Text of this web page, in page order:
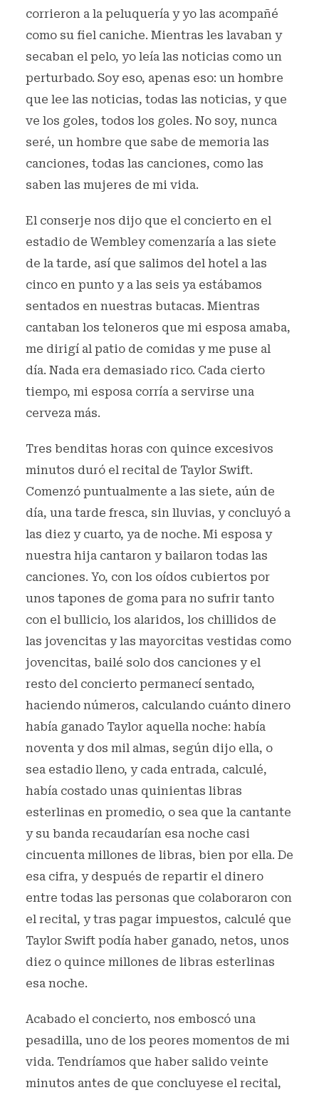
corrieron a la peluquería y yo las acompañé
como su fiel caniche. Mientras les lavaban y
secaban el pelo, yo leía las noticias como un
perturbado. Soy eso, apenas eso: un hombre
que lee las noticias, todas las noticias, y que
ve los goles, todos los goles. No soy, nunca
seré, un hombre que sabe de memoria las
canciones, todas las canciones, como las
saben las mujeres de mi vida.
El conserje nos dijo que el concierto en el
estadio de Wembley comenzaría a las siete
de la tarde, así que salimos del hotel a las
cinco en punto y a las seis ya estábamos
sentados en nuestras butacas. Mientras
cantaban los teloneros que mi esposa amaba,
me dirigí al patio de comidas y me puse al
día. Nada era demasiado rico. Cada cierto
tiempo, mi esposa corría a servirse una
cerveza más.
Tres benditas horas con quince excesivos
minutos duró el recital de Taylor Swift.
Comenzó puntualmente a las siete, aún de
día, una tarde fresca, sin lluvias, y concluyó a
las diez y cuarto, ya de noche. Mi esposa y
nuestra hija cantaron y bailaron todas las
canciones. Yo, con los oídos cubiertos por
unos tapones de goma para no sufrir tanto
con el bullicio, los alaridos, los chillidos de
las jovencitas y las mayorcitas vestidas como
jovencitas, bailé solo dos canciones y el
resto del concierto permanecí sentado,
haciendo números, calculando cuánto dinero
había ganado Taylor aquella noche: había
noventa y dos mil almas, según dijo ella, o
sea estadio lleno, y cada entrada, calculé,
había costado unas quinientas libras
esterlinas en promedio, o sea que la cantante
y su banda recaudarían esa noche casi
cincuenta millones de libras, bien por ella. De
esa cifra, y después de repartir el dinero
entre todas las personas que colaboraron con
el recital, y tras pagar impuestos, calculé que
Taylor Swift podía haber ganado, netos, unos
diez o quince millones de libras esterlinas
esa noche.
Acabado el concierto, nos emboscó una
pesadilla, uno de los peores momentos de mi
vida. Tendríamos que haber salido veinte
minutos antes de que concluyese el recital,